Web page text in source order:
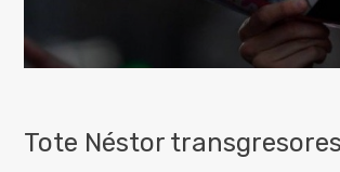
Tote Néstor transgresores